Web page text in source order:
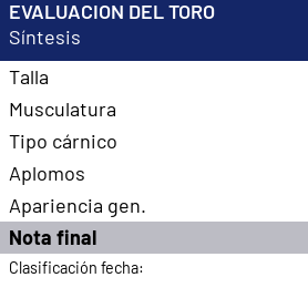
EVALUACION DEL TORO
Síntesis
Talla
Musculatura
Tipo cárnico
Aplomos
Apariencia gen.
Nota final
Clasificación fecha: